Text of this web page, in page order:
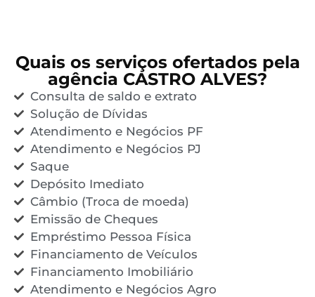
Quais os serviços ofertados pela
agência CASTRO ALVES?
Consulta de saldo e extrato
Solução de Dívidas
Atendimento e Negócios PF
Atendimento e Negócios PJ
Saque
Depósito Imediato
Câmbio (Troca de moeda)
Emissão de Cheques
Empréstimo Pessoa Física
Financiamento de Veículos
Financiamento Imobiliário
Atendimento e Negócios Agro